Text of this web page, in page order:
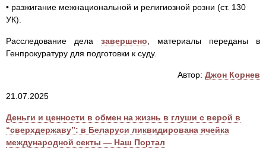
• разжигание межнациональной и религиозной розни (ст. 130
УК).
Расследование дела завершено , материалы переданы в
Генпрокуратуру для подготовки к суду.
Автор: Джон Корнев
21.07.2025
Деньги и ценности в обмен на жизнь в глуши с верой в
“сверхдержаву”: в Беларуси ликвидирована ячейка
международной секты — Наш Портал